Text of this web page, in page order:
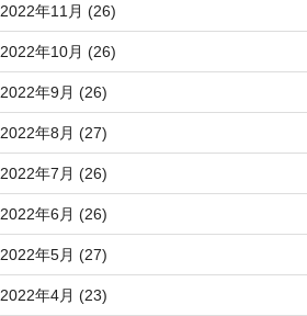
2022年11月 (26)
2022年10月 (26)
2022年9月 (26)
2022年8月 (27)
2022年7月 (26)
2022年6月 (26)
2022年5月 (27)
2022年4月 (23)